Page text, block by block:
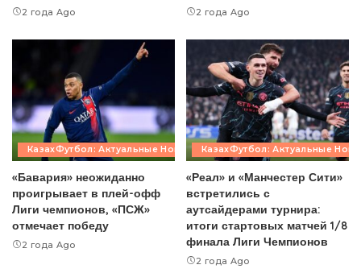
2 года Ago 2 года Ago
КазахФутбол: Актуальные Новости
«Бавария» неожиданно
проигрывает в плей-офф
Лиги чемпионов, «ПСЖ»
отмечает победу
2 года Ago
КазахФутбол: Актуальные
«Реал» и «Манчестер Сити»
встретились с
аутсайдерами турнира:
итоги стартовых матчей 1/8
финала Лиги Чемпионов
2 года Ago